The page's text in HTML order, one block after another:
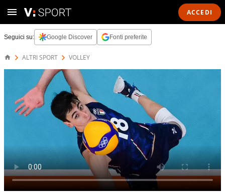
ACCEDI
Seguici su: Google Discover Fonti preferite
ALTRI SPORT VOLLEY